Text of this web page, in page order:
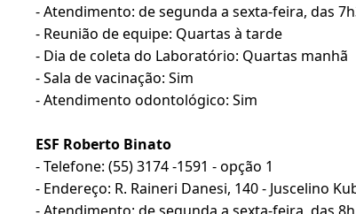
- Atendimento: de segunda a sexta-feira, das
- Reunião de equipe: Quartas à tarde
- Dia de coleta do Laboratório: Quartas manhã
- Sala de vacinação: Sim
- Atendimento odontológico: Sim
ESF Roberto Binato
- Telefone: (55) 3174 -1591 - opção 1
- Endereço: R. Raineri Danesi, 140 - Juscelino